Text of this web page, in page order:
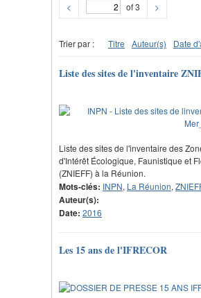
< of 3 >
Trier par : Titre Auteur(s) Date
Liste des sites de l'inventaire
Liste des sites de l'inventaire des
d'Intérêt Écologique, Faunistique et
(ZNIEFF) à la Réunion.
Mots-clés: INPN, La Réunion,
Auteur(s):
Date: 2016
Les 15 ans de l'IFRECOR